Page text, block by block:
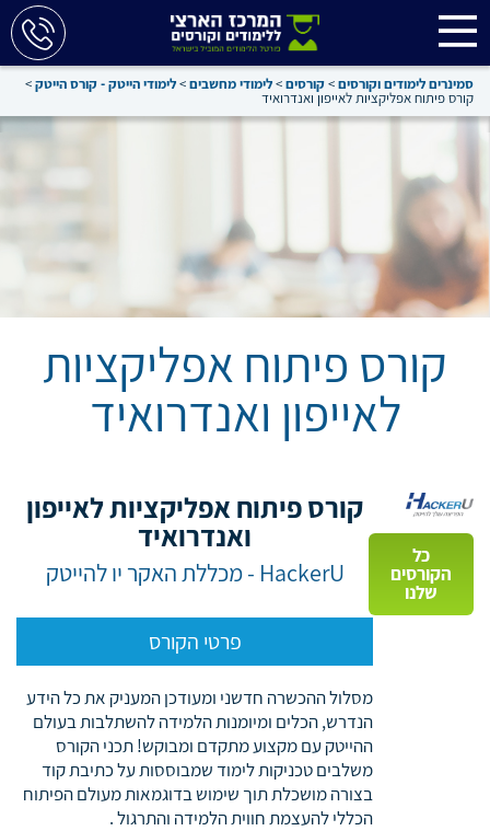
סמינרים לימודים וקורסים>קורסים>לימודי מחשבים>לימודי הייטק - קורס הייטק>
קורס פיתוח אפליקציות לאייפון ואנדרואיד
קורס פיתוח אפליקציות
לאייפון ואנדרואיד
כל
הקורסים
שלנו
קורס פיתוח אפליקציות לאייפון
ואנדרואיד
HackerU - מכללת האקר יו להייטק
פרטי הקורס
מסלול ההכשרה חדשני ומעודכן המעניק את כל הידע
הנדרש, הכלים ומיומנות הלמידה להשתלבות בעולם
ההייטק עם מקצוע מתקדם ומבוקש! תכני הקורס
משלבים טכניקות לימוד שמבוססות על כתיבת קוד
בצורה מושכלת תוך שימוש בדוגמאות מעולם הפיתוח
הכללי להעצמת חווית הלמידה והתרגול .